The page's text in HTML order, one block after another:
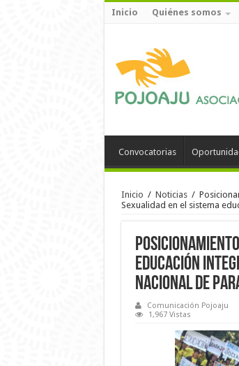
Inicio Quiénes somos
Convocatorias
Inicio / Noticias /
Sexualidad en el sistema
Educación
nacional de
Comunicación Pojoaju
1,967 Vistas